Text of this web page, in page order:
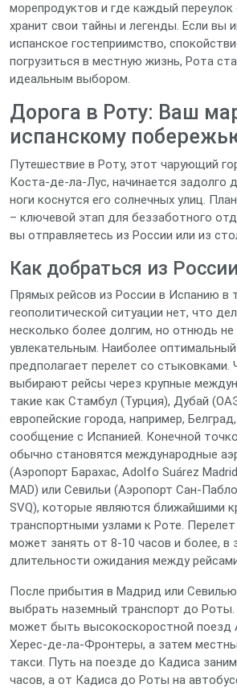
морепродуктов и где каждый переулок
хранит свои тайны и легенды. Если вы
испанское гостеприимство,
погрузиться в местную жизнь, Рота
идеальным выбором.
Дорога в Роту: Ваш
испанскому
Путешествие в Роту, этот чарующий
Коста-де-ла-Лус, начинается задолго
ноги коснутся его солнечных улиц.
– ключевой этап для беззаботного
вы отправляетесь из России или из
Как добраться из России
Прямых рейсов из России в Испанию в
геополитической ситуации нет, что
несколько более долгим, но отнюдь не
увлекательным. Наиболее
предполагает перелет со стыковками.
выбирают рейсы через крупные
такие как Стамбул (Турция), Дубай
европейские города, например,
сообщение с Испанией. Конечной
обычно становятся международные
(Аэропорт Барахас, Adolfo Suárez
MAD) или Севильи (Аэропорт Сан-
SVQ), которые являются ближайшими
транспортными узлами к Роте.
может занять от 8-10 часов и более, в
длительности ожидания между
После прибытия в Мадрид или
выбрать наземный транспорт до
может быть высокоскоростной поезд
Херес-де-ла-Фронтеры, а затем
такси. Путь на поезде до Кадиса
часов, а от Кадиса до Роты на